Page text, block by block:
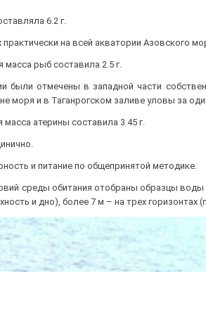
6.2 г.
на всей акватории Азовского
рыб составила 2.5 г.
были отмечены в западной части
моря и в Таганрогском заливе уловы за
атерины составила 3.45 г.
и питание по общепринятой методике.
среды обитания отобраны образцы
и дно), более 7 м – на трех горизонтах